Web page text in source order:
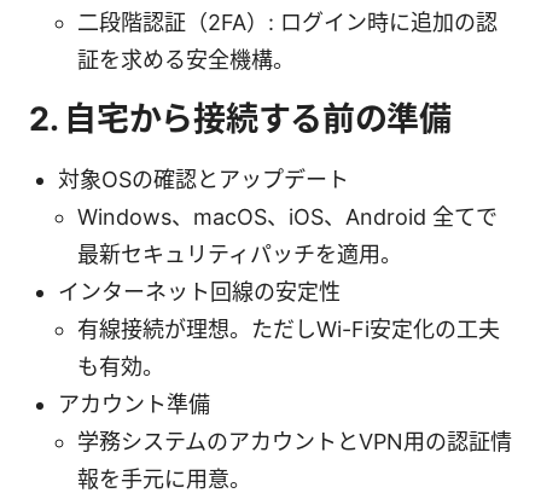
二段階認証（2FA）: ログイン時に追加の認
証を求める安全機構。
2. 自宅から接続する前の準備
対象OSの確認とアップデート
Windows、macOS、iOS、Android 全てで
最新セキュリティパッチを適用。
インターネット回線の安定性
有線接続が理想。ただしWi-Fi安定化の工夫
も有効。
アカウント準備
学務システムのアカウントとVPN用の認証情
報を手元に用意。